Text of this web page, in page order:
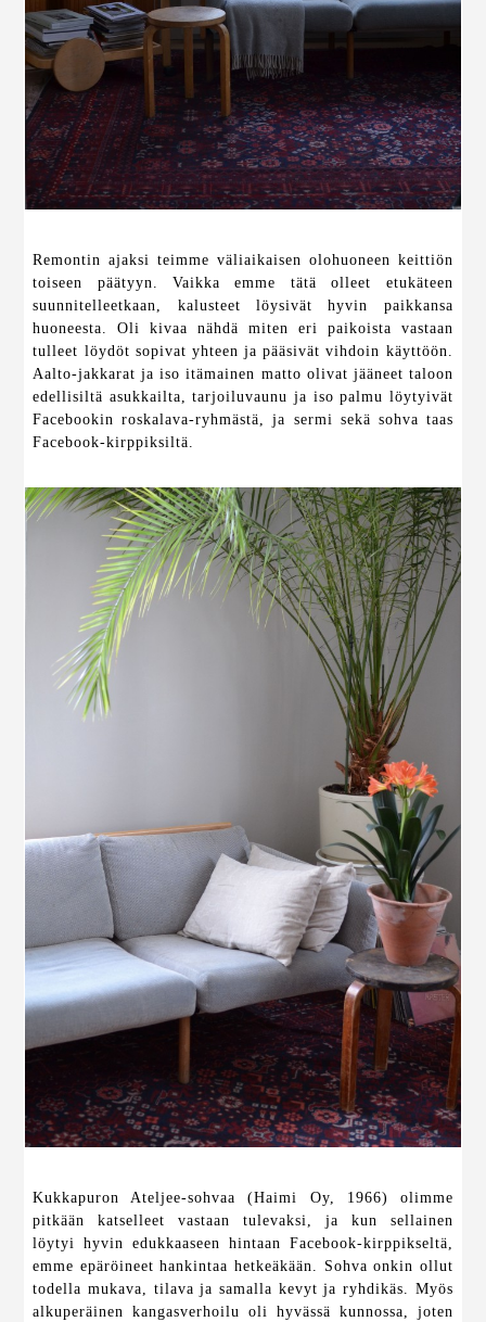
Remontin ajaksi teimme väliaikaisen olohuoneen keittiön
toiseen päätyyn. Vaikka emme tätä olleet etukäteen
suunnitelleetkaan, kalusteet löysivät hyvin paikkansa
huoneesta. Oli kivaa nähdä miten eri paikoista vastaan
tulleet löydöt sopivat yhteen ja pääsivät vihdoin käyttöön.
Aalto-jakkarat ja iso itämainen matto olivat jääneet taloon
edellisiltä asukkailta, tarjoiluvaunu ja iso palmu löytyivät
Facebookin roskalava-ryhmästä, ja sermi sekä sohva taas
Facebook-kirppiksiltä.
Kukkapuron Ateljee-sohvaa (Haimi Oy, 1966) olimme
pitkään katselleet vastaan tulevaksi, ja kun sellainen
löytyi hyvin edukkaaseen hintaan Facebook-kirppikseltä,
emme epäröineet hankintaa hetkeäkään. Sohva onkin ollut
todella mukava, tilava ja samalla kevyt ja ryhdikäs. Myös
alkuperäinen kangasverhoilu oli hyvässä kunnossa, joten